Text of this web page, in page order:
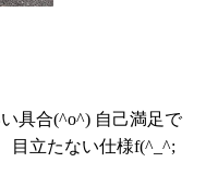
具合(^o^) 自己満足で
目立たない仕様f(^_^;